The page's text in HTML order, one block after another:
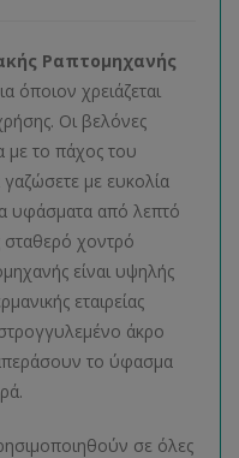
Ραπτομηχανής
όποιον χρειάζεται
Οι βελόνες
με το πάχος του
με ευκολία
υφάσματα από λεπτό
χοντρό
είναι υψηλής
εταιρείας
άκρο
το ύφασμα
σε όλες